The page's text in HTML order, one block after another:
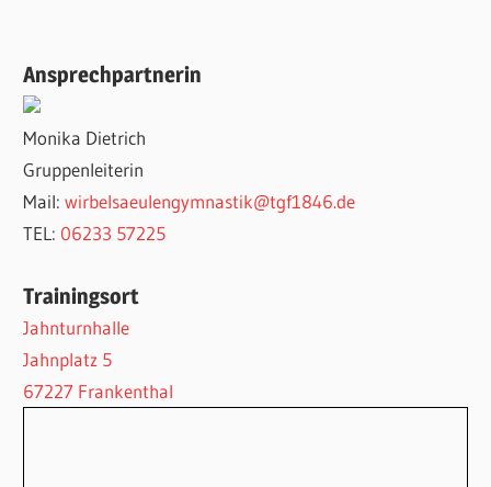
Ansprechpartnerin
Monika Dietrich
Gruppenleiterin
Mail:wirbelsaeulengymnastik@tgf1846.de
TEL: 06233 57225
Trainingsort
Jahnturnhalle
Jahnplatz 5
67227 Frankenthal